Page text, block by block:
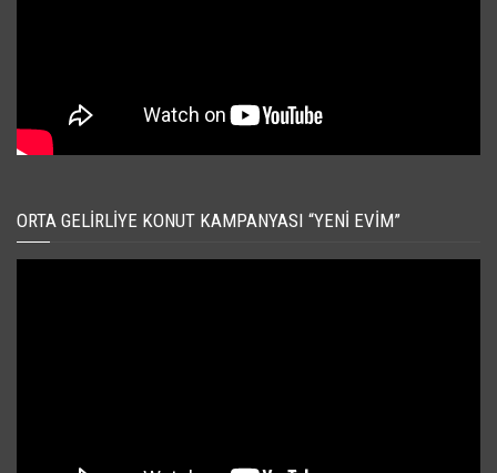
ORTA GELIRLIYE KONUT KAMPANYASI “YENI EVIM”